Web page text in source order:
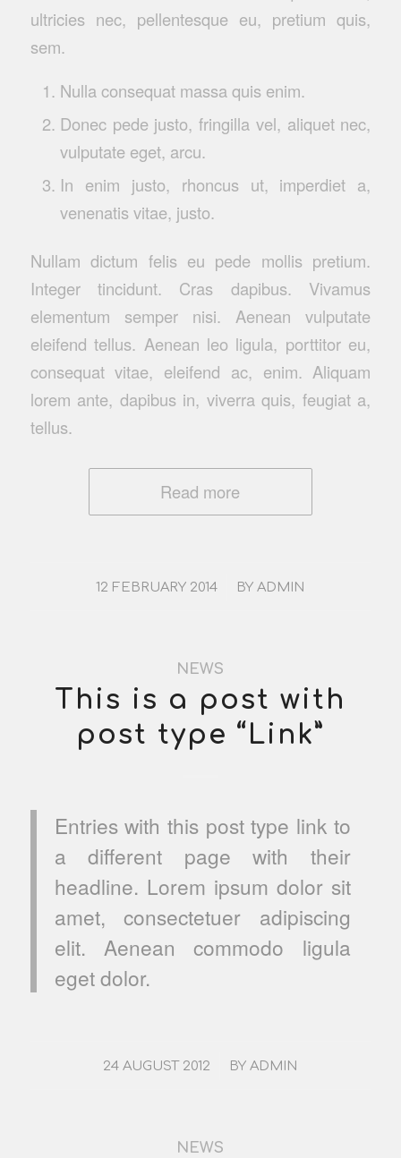
ultricies nec, pellentesque eu, pretium quis,
sem.
Nulla consequat massa quis enim.
Donec pede justo, fringilla vel, aliquet nec,
vulputate eget, arcu.
In enim justo, rhoncus ut, imperdiet a,
venenatis vitae, justo.
Nullam dictum felis eu pede mollis pretium.
Integer tincidunt. Cras dapibus. Vivamus
elementum semper nisi. Aenean vulputate
eleifend tellus. Aenean leo ligula, porttitor eu,
consequat vitae, eleifend ac, enim. Aliquam
lorem ante, dapibus in, viverra quis, feugiat a,
tellus.
Read more
12 FEBRUARY 2014
/ BYADMIN
NEWS
This is a post with
post type “Link”
Entries with this post type link to
a different page with their
headline. Lorem ipsum dolor sit
amet, consectetuer adipiscing
elit. Aenean commodo ligula
eget dolor.
24 AUGUST 2012
/ BYADMIN
NEWS